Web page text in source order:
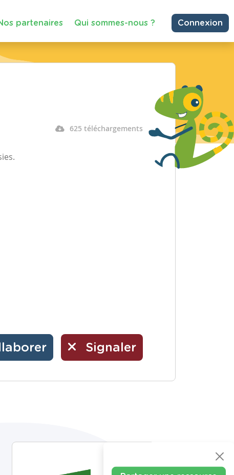
partenaires Qui sommes-nous ? Connexion
625 téléchargements
Signaler